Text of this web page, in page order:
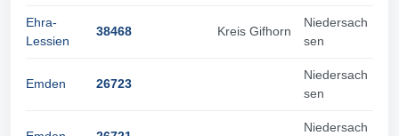
Ehra-
Lessien
38468 Kreis Gifhorn
Niedersach
sen
Emden 26723
Niedersach
sen
Niedersach